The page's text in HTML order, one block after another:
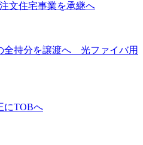
文住宅事業を承継へ
全持分を譲渡へ 光ファイバ用
にTOBへ